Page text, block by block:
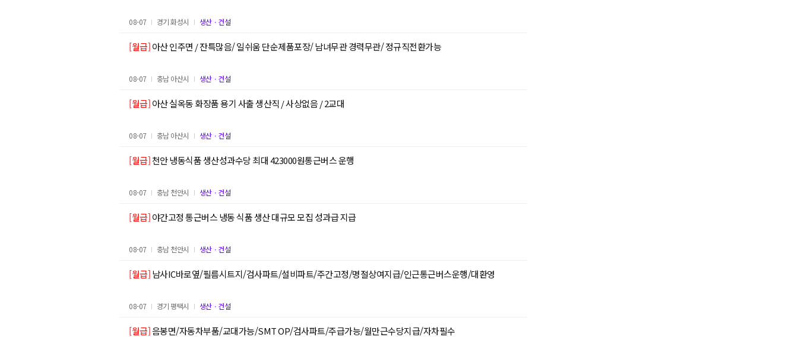
08-07 경기 화성시 생산ㆍ건설
[월급]아산 인주면 / 잔특많음/ 일쉬움 단순제품포장/ 남녀무관 경력무관/ 정규직전환가능
08-07 충남 아산시 생산ㆍ건설
[월급]아산 실옥동 화장품 용기 사출 생산직 / 사상없음 / 2교대
08-07 충남 아산시 생산ㆍ건설
[월급]천안 냉동식품 생산성과수당 최대 423000원통근버스 운행
08-07 충남 천안시 생산ㆍ건설
[월급]야간고정 통근버스 냉동 식품 생산 대규모 모집 성과급 지급
08-07 충남 천안시 생산ㆍ건설
[월급]남사IC바로옆/필름시트지/검사파트/설비파트/주간고정/명절상여지급/인근통근버스운행/대환영
08-07 경기 평택시 생산ㆍ건설
[월급]음봉면/자동차부품/교대가능/SMT OP/검사파트/주급가능/월만근수당지급/자차필수